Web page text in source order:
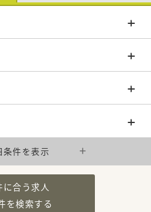
条件を表示
に合う求人
を検索する